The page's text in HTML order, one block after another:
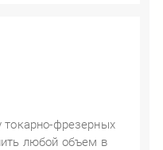
токарно-фрезерных
любой объем в